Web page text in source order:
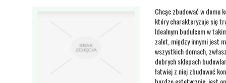
Chcąc zbudować w domu
który charakteryzuje się
Idealnym budulcem w
zalet, między innymi jest
wszystkich domach,
dobrych sklepach
łatwiej z niej zbudować